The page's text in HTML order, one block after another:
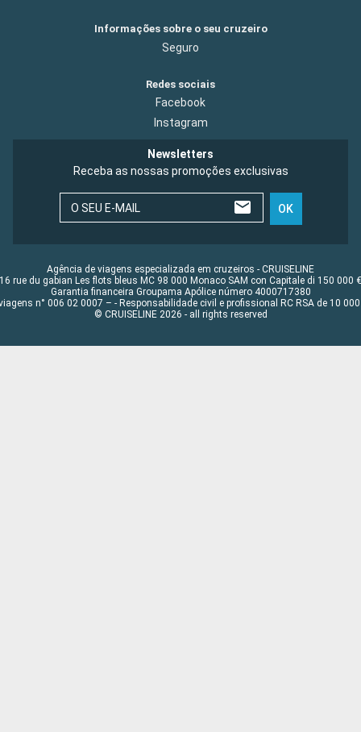
Informações sobre o seu cruzeiro
Seguro
Redes sociais
Facebook
Instagram
Newsletters
Receba as nossas promoções exclusivas
O SEU E-MAIL OK
Agência de viagens especializada em cruzeiros - CRUISELINE
16 rue du gabian Les flots bleus MC 98 000 Monaco SAM con Capitale di 150 000 €
Garantia financeira Groupama Apólice número 4000717380
n° 006 02 0007 – - Responsabilidade civil e profissional RC RSA de 10 000
© CRUISELINE 2026 - all rights reserved